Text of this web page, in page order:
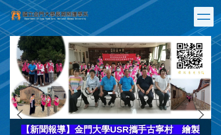
跳
到
主
要
內
容
區
【新聞報導】金門大學USR攜手古寧村 繪製